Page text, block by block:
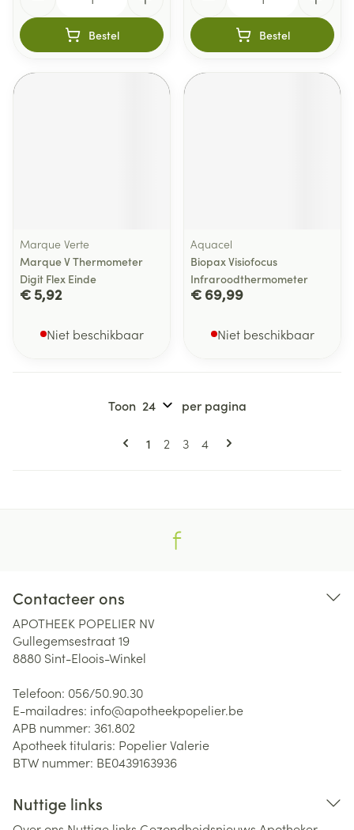
Bestel Bestel
Marque Verte
Marque V Thermometer
Digit Flex Einde
€ 5,92
Niet beschikbaar
Aquacel
Biopax Visiofocus
Infraroodthermometer
€ 69,99
Niet beschikbaar
Pagina's
U lees momenteel pagina
1 Pagina
2 Pagina
3 Pagina
4
Toon per pagina
Contacteer ons
APOTHEEK POPELIER NV
Gullegemsestraat 19
8880 Sint-Eloois-Winkel
Telefoon: 056/50.90.30
E-mailadres: info@apotheekpopelier.be
APB nummer: 361.802
Apotheek titularis: Popelier Valerie
BTW nummer: BE0439163936
Nuttige links